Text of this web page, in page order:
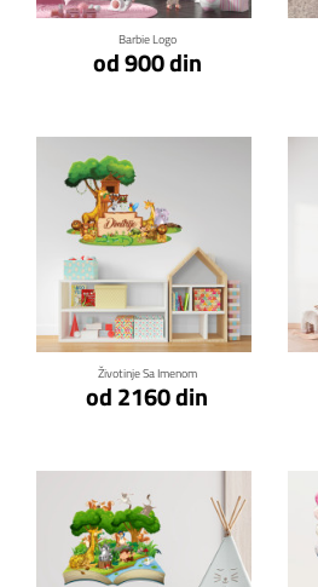
Barbie Logo
od 900 din
Životinje Sa Imenom
od 2160 din
Klikni za detalje